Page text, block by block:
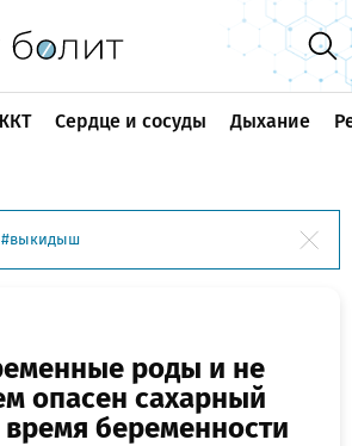
Сердце и сосуды Дыхание
выкидыш
роды и не
опасен сахарный
время беременности